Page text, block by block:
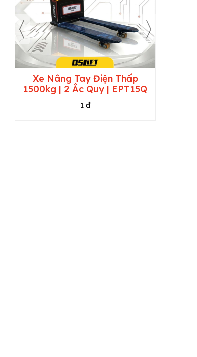
Xe Nâng Tay Điện Thấp
1500kg | 2 Ắc Quy | EPT15Q
1 đ